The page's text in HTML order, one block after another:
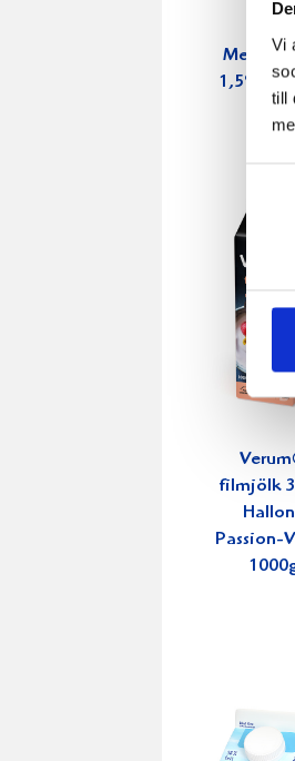
Vi
till
1,5%
3dl
filmjölk
Passion-